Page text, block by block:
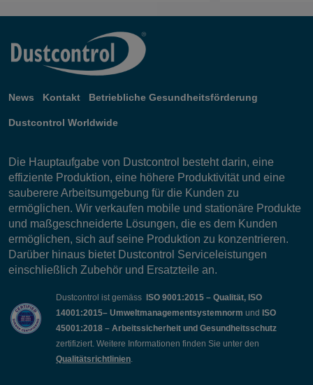
News Kontakt Betriebliche Gesundheitsförderung
Dustcontrol Worldwide
Die Hauptaufgabe von Dustcontrol besteht darin, eine
effiziente Produktion, eine höhere Produktivität und eine
sauberere Arbeitsumgebung für die Kunden zu
ermöglichen. Wir verkaufen mobile und stationäre Produkte
und maßgeschneiderte Lösungen, die es dem Kunden
ermöglichen, sich auf seine Produktion zu konzentrieren.
Darüber hinaus bietet Dustcontrol Serviceleistungen
einschließlich Zubehör und Ersatzteile an.
Dustcontrol ist gemäss
ISO 9001:2015 – Qualität, ISO
14001:2015– Umweltmanagementsystemnorm und ISO
45001:2018 – Arbeitssicherheit und Gesundheitsschutz
zertifiziert. Weitere Informationen finden Sie unter den
Qualitätsrichtlinien.